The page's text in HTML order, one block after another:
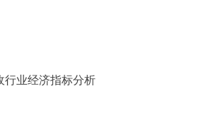
行业经济指标分析